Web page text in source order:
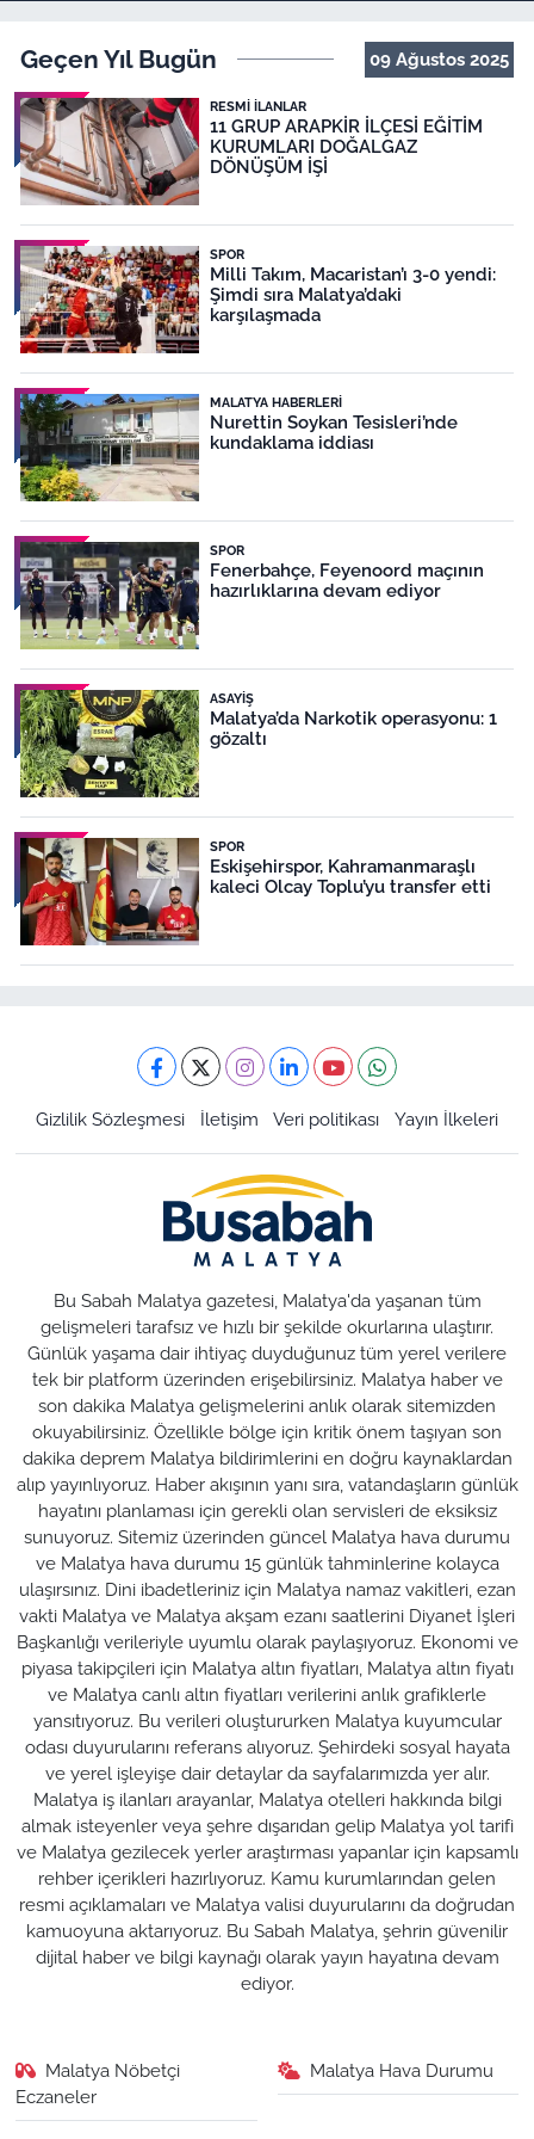
Geçen Yıl Bugün 09 Ağustos 2025
RESMI İLANLAR
11 GRUP ARAPKİR İLÇESİ EĞİTİM
KURUMLARI DOĞALGAZ
DÖNÜŞÜM İŞİ
SPOR
Milli Takım, Macaristan’ı 3-0 yendi:
Şimdi sıra Malatya’daki
karşılaşmada
MALATYA HABERLERI
Nurettin Soykan Tesisleri’nde
kundaklama iddiası
SPOR
Fenerbahçe, Feyenoord maçının
hazırlıklarına devam ediyor
ASAYIŞ
Malatya’da Narkotik operasyonu: 1
gözaltı
SPOR
Eskişehirspor, Kahramanmaraşlı
kaleci Olcay Toplu’yu transfer etti
Gizlilik Sözleşmesi İletişim Veri politikası Yayın İlkeleri
Bu Sabah Malatya gazetesi, Malatya'da yaşanan tüm
gelişmeleri tarafsız ve hızlı bir şekilde okurlarına ulaştırır.
Günlük yaşama dair ihtiyaç duyduğunuz tüm yerel verilere
tek bir platform üzerinden erişebilirsiniz. Malatya haber ve
son dakika Malatya gelişmelerini anlık olarak sitemizden
okuyabilirsiniz. Özellikle bölge için kritik önem taşıyan son
dakika deprem Malatya bildirimlerini en doğru kaynaklardan
alıp yayınlıyoruz. Haber akışının yanı sıra, vatandaşların günlük
hayatını planlaması için gerekli olan servisleri de eksiksiz
sunuyoruz. Sitemiz üzerinden güncel Malatya hava durumu
ve Malatya hava durumu 15 günlük tahminlerine kolayca
ulaşırsınız. Dini ibadetleriniz için Malatya namaz vakitleri, ezan
vakti Malatya ve Malatya akşam ezanı saatlerini Diyanet İşleri
Başkanlığı verileriyle uyumlu olarak paylaşıyoruz. Ekonomi ve
piyasa takipçileri için Malatya altın fiyatları, Malatya altın fiyatı
ve Malatya canlı altın fiyatları verilerini anlık grafiklerle
yansıtıyoruz. Bu verileri oluştururken Malatya kuyumcular
odası duyurularını referans alıyoruz. Şehirdeki sosyal hayata
ve yerel işleyişe dair detaylar da sayfalarımızda yer alır.
Malatya iş ilanları arayanlar, Malatya otelleri hakkında bilgi
almak isteyenler veya şehre dışarıdan gelip Malatya yol tarifi
ve Malatya gezilecek yerler araştırması yapanlar için kapsamlı
rehber içerikleri hazırlıyoruz. Kamu kurumlarından gelen
resmi açıklamaları ve Malatya valisi duyurularını da doğrudan
kamuoyuna aktarıyoruz. Bu Sabah Malatya, şehrin güvenilir
dijital haber ve bilgi kaynağı olarak yayın hayatına devam
ediyor.
Malatya Nöbetçi
Eczaneler
Malatya Hava Durumu